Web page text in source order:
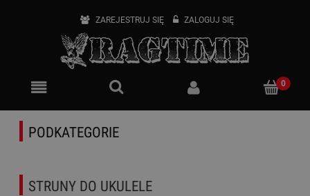
ZAREJESTRUJ SIĘ ZALOGUJ SIĘ
PODKATEGORIE
STRUNY DO UKULELE